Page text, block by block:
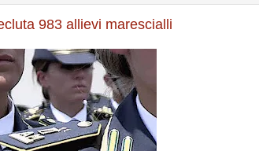
983 allievi marescialli